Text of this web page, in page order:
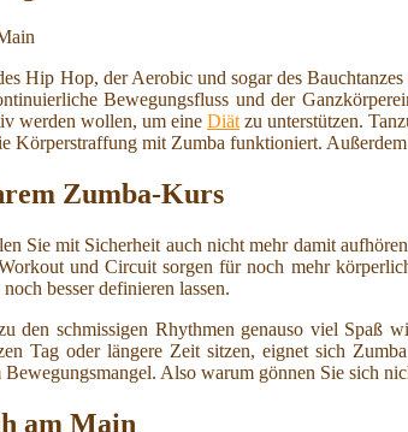
Hip Hop, der Aerobic und sogar des
Bewegungsfluss und der
werden wollen, um eineDiät zu unterstützen.
Körperstraffung mit Zumba funktioniert.
Zumba-Kurs
Sie mit Sicherheit auch nicht mehr damit
und Circuit sorgen für noch mehr
besser definieren lassen.
den schmissigen Rhythmen genauso viel Spaß
Tag oder längere Zeit sitzen, eignet sich
Also warum gönnen Sie sich
am Main